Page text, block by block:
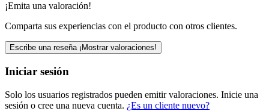
¡Emita una valoración!
Comparta sus experiencias con el producto con otros clientes.
Escribe una reseña ¡Mostrar valoraciones!
Iniciar sesión
Solo los usuarios registrados pueden emitir valoraciones. Inicie una
sesión o cree una nueva cuenta. ¿Es un cliente nuevo?